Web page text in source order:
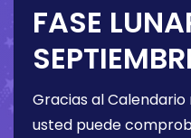
FASE
Gracias al
usted puede